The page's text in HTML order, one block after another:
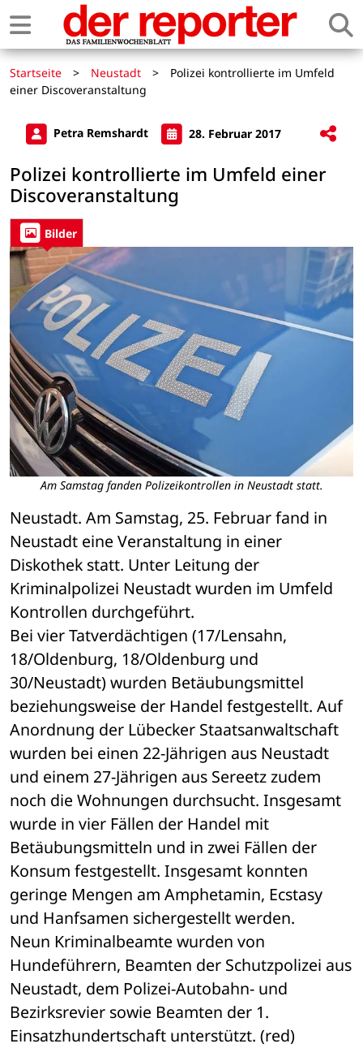
Startseite > Neustadt >
Polizei kontrollierte im Umfeld
einer Discoveranstaltung
Petra Remshardt 28. Februar 2017
Polizei kontrollierte im Umfeld einer
Discoveranstaltung
Bilder
Am Samstag fanden Polizeikontrollen in Neustadt statt.
Neustadt. Am Samstag, 25. Februar fand in
Neustadt eine Veranstaltung in einer
Diskothek statt. Unter Leitung der
Kriminalpolizei Neustadt wurden im Umfeld
Kontrollen durchgeführt.
Bei vier Tatverdächtigen (17/Lensahn,
18/Oldenburg, 18/Oldenburg und
30/Neustadt) wurden Betäubungsmittel
beziehungsweise der Handel festgestellt. Auf
Anordnung der Lübecker Staatsanwaltschaft
wurden bei einen 22-Jährigen aus Neustadt
und einem 27-Jährigen aus Sereetz zudem
noch die Wohnungen durchsucht. Insgesamt
wurde in vier Fällen der Handel mit
Betäubungsmitteln und in zwei Fällen der
Konsum festgestellt. Insgesamt konnten
geringe Mengen am Amphetamin, Ecstasy
und Hanfsamen sichergestellt werden.
Neun Kriminalbeamte wurden von
Hundeführern, Beamten der Schutzpolizei aus
Neustadt, dem Polizei-Autobahn- und
Bezirksrevier sowie Beamten der 1.
Einsatzhundertschaft unterstützt. (red)